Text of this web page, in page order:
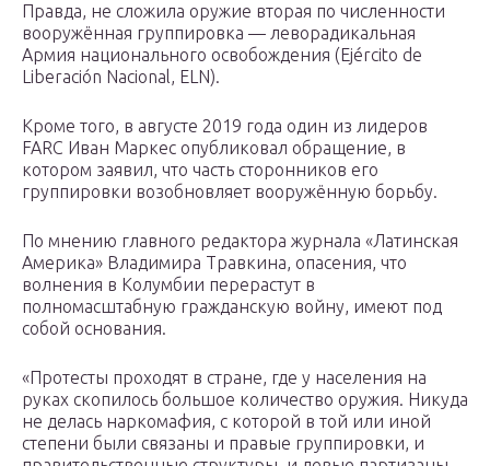
Правда, не сложила оружие вторая по численности
вооружённая группировка — леворадикальная
Армия национального освобождения (Ejército de
Liberación Nacional, ELN).
Кроме того, в августе 2019 года один из лидеров
FARC Иван Маркес опубликовал обращение, в
котором заявил, что часть сторонников его
группировки возобновляет вооружённую борьбу.
По мнению главного редактора журнала «Латинская
Америка» Владимира Травкина, опасения, что
волнения в Колумбии перерастут в
полномасштабную гражданскую войну, имеют под
собой основания.
«Протесты проходят в стране, где у населения на
руках скопилось большое количество оружия. Никуда
не делась наркомафия, с которой в той или иной
степени были связаны и правые группировки, и